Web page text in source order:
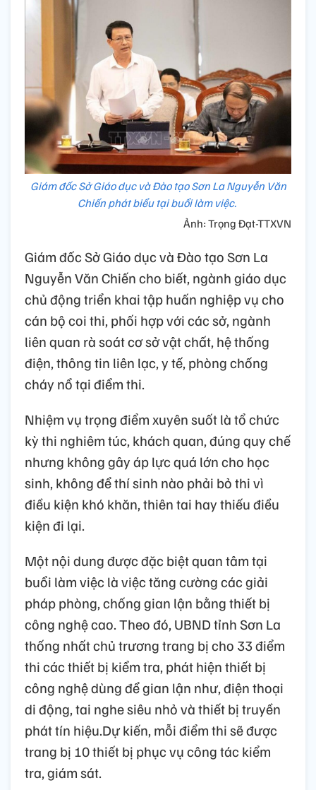
Giám đốc Sở Giáo dục và Đào tạo Sơn La Nguyễn Văn
Chiến phát biểu tại buổi làm việc.
Ảnh: Trọng Đạt-TTXVN
Giám đốc Sở Giáo dục và Đào tạo Sơn La
Nguyễn Văn Chiến cho biết, ngành giáo dục
chủ động triển khai tập huấn nghiệp vụ cho
cán bộ coi thi, phối hợp với các sở, ngành
liên quan rà soát cơ sở vật chất, hệ thống
điện, thông tin liên lạc, y tế, phòng chống
cháy nổ tại điểm thi.
Nhiệm vụ trọng điểm xuyên suốt là tổ chức
kỳ thi nghiêm túc, khách quan, đúng quy chế
nhưng không gây áp lực quá lớn cho học
sinh, không để thí sinh nào phải bỏ thi vì
điều kiện khó khăn, thiên tai hay thiếu điều
kiện đi lại.
Một nội dung được đặc biệt quan tâm tại
buổi làm việc là việc tăng cường các giải
pháp phòng, chống gian lận bằng thiết bị
công nghệ cao. Theo đó, UBND tỉnh Sơn La
thống nhất chủ trương trang bị cho 33 điểm
thi các thiết bị kiểm tra, phát hiện thiết bị
công nghệ dùng để gian lận như, điện thoại
di động, tai nghe siêu nhỏ và thiết bị truyền
phát tín hiệu.Dự kiến, mỗi điểm thi sẽ được
trang bị 10 thiết bị phục vụ công tác kiểm
tra, giám sát.